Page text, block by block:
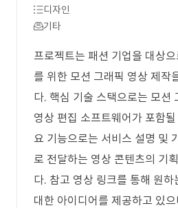
디자인
기타
프로젝트는 패션 기업을 대상
를 위한 모션 그래픽 영상 제작
다. 핵심 기술 스택으로는 모션
영상 편집 소프트웨어가 포함
요 기능으로는 서비스 설명 및
로 전달하는 영상 콘텐츠의 기
다. 참고 영상 링크를 통해 원하
대한 아이디어를 제공하고 있